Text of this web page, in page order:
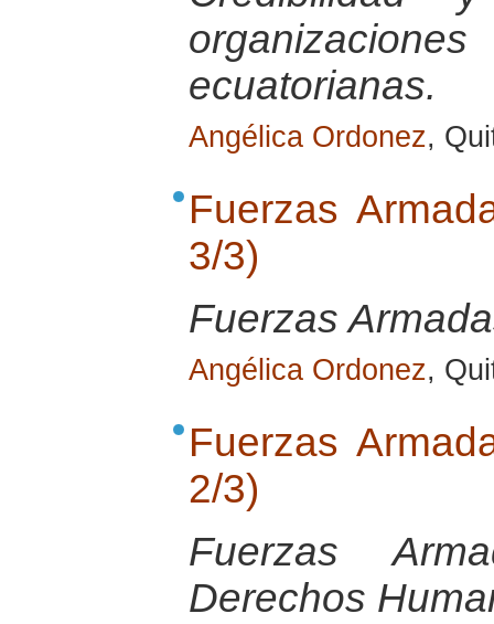
ecuatorianas.
Angélica Ordonez,
Fuerzas
3/3)
Fuerzas
Angélica Ordonez,
Fuerzas
2/3)
Fuerzas
Derechos